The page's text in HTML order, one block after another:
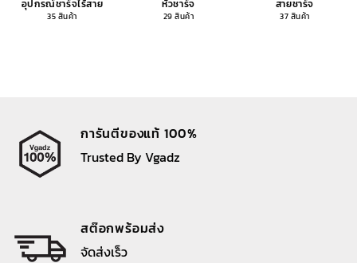
อุปกรณ์ชาร์จไร้สาย
35 สินค้า
หัวชาร์จ
29 สินค้า
สายชาร์จ
37 สินค้า
การันตีของแท้ 100%
Trusted By Vgadz
สต๊อกพร้อมส่ง
จัดส่งเร็ว